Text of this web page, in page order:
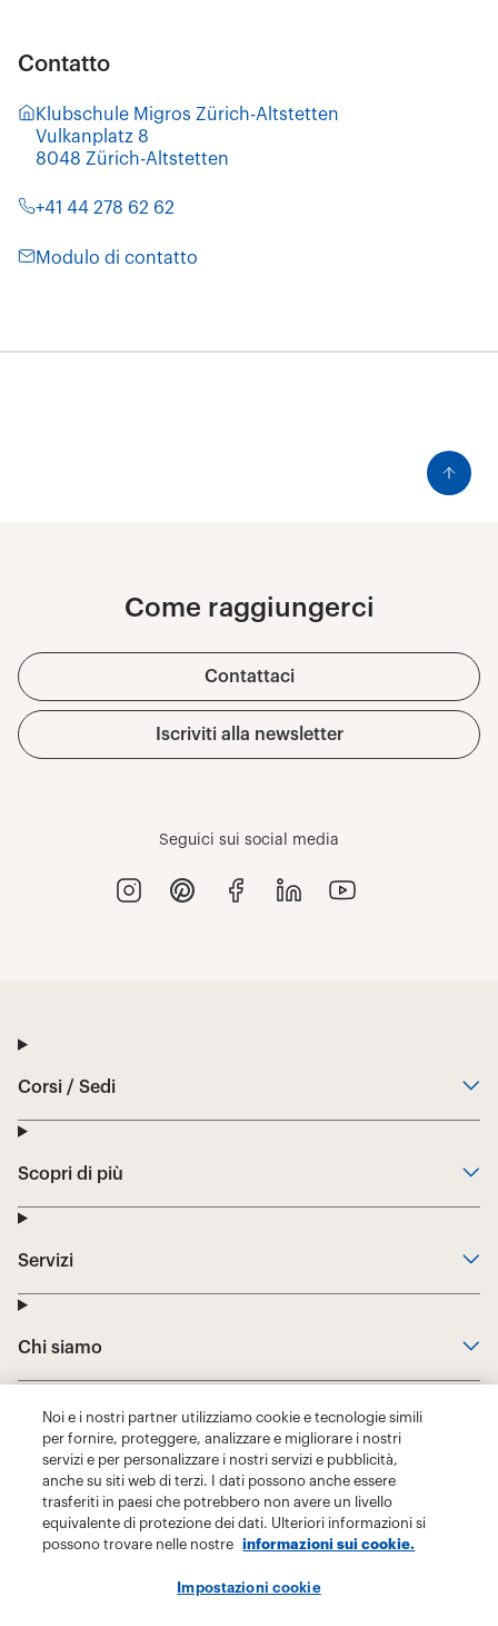
Noi e i nostri partner utilizziamo cookie e tecnologie simili
per fornire, proteggere, analizzare e migliorare i nostri
servizi e per personalizzare i nostri servizi e pubblicità,
anche su siti web di terzi. I dati possono anche essere
trasferiti in paesi che potrebbero non avere un livello
equivalente di protezione dei dati. Ulteriori informazioni si
possono trovare nelle nostre
informazioni sui cookie.
Impostazioni cookie